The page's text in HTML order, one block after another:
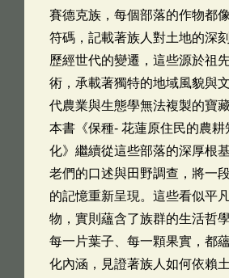
賽德克族，每個部落的作物都
符碼，記載著族人對土地的深
歷經世代的變遷，這些源於祖
術，承載著獨特的地域風貌與
代農業與生態學無法複製的寶藏
本書《保種- 花蓮原住民的農耕
化》繼續從這些部落的深厚根
老們的口述與田野調查，將一
的記憶重新呈現。這些看似平
物，實則蘊含了族群的生活哲
每一片葉子、每一顆果實，都
化內涵，見證著族人如何依賴